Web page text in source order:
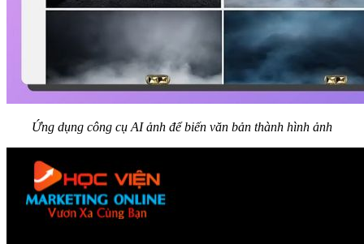
Ứng dụng công cụ AI ảnh để biến văn bản thành hình ảnh